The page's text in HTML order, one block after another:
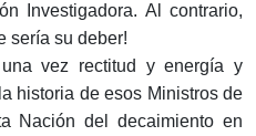
Investi­gadora. Al contrario,
sería su deber!
vez rectitud y energía y
historia de esos Minis­tros de
Nación del decai­miento en